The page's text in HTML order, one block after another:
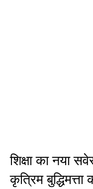
शिक्षा का नया
कृत्रिम